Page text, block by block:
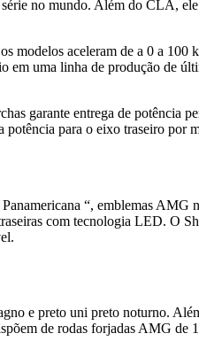
no mundo. Além do CLA,
aceleram de a 0 a
uma linha de produção de
garante entrega de potência
para o eixo traseiro
“, emblemas
com tecnologia LED. O
e preto uni preto noturno.
de rodas forjadas AMG de